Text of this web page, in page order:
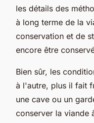
les détails des
à long terme de la
conservation et de
encore être
Bien sûr, les
à l'autre, plus il fait
une cave ou un
conserver la viande